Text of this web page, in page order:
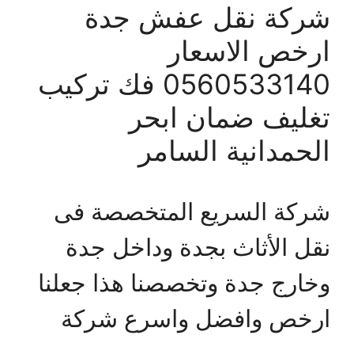
شركة نقل عفش جدة
ارخص الاسعار
0560533140 فك تركيب
تغليف ضمان ابحر
الحمدانية السامر
شركة السريع المتخصصة فى
نقل الأثاث بجدة وداخل جدة
وخارج جدة وتخصصنا هذا جعلنا
ارخص وافضل واسرع شركة